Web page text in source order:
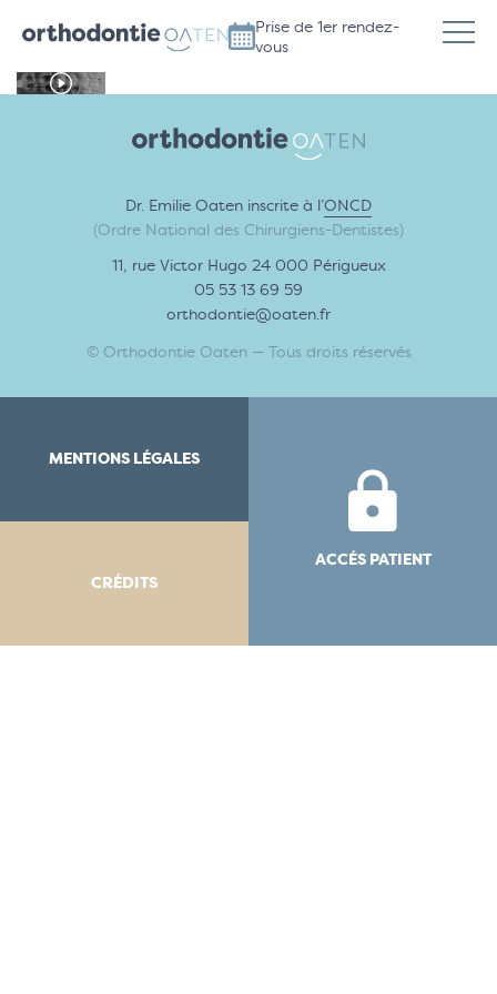
Prise de 1er rendez-
vous
Dr. Emilie Oaten inscrite à l’ONCD
(Ordre National des Chirurgiens-Dentistes)
11, rue Victor Hugo 24 000 Périgueux
05 53 13 69 59
orthodontie@oaten.fr
© Orthodontie Oaten — Tous droits réservés
MENTIONS LÉGALES
CRÉDITS
ACCÉS PATIENT